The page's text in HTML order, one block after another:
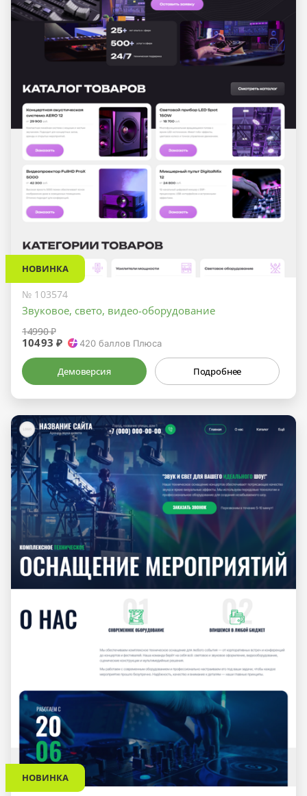
НОВИНКА
№ 103574
Звуковое, свето, видео-оборудование
14990 ₽
10493 ₽ 420 баллов Плюса
Демоверсия Подробнее
НОВИНКА